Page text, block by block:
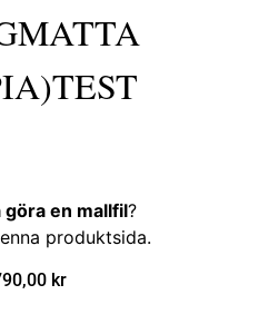
göra en mallfil?
produktsida.
kr